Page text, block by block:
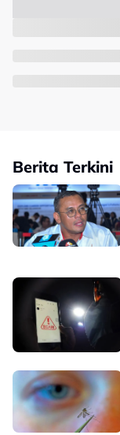
Berita Terkini